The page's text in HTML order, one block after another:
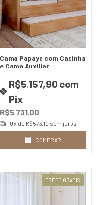
Cama Papaya com Casinha
e Cama Auxiliar
R$5.731,00
R$5.157,90 com
Pix
10 x de R$573,10 sem juros
COMPRAR
FRETE GRÁTIS